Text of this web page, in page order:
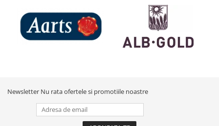
Newsletter Nu rata ofertele si promotiile noastre